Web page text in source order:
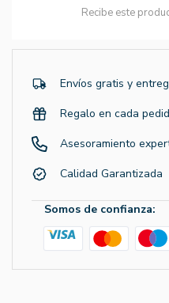
Recibe este
Envíos gratis y
Regalo en cada
Asesoramiento
Calidad Garantizada
Somos de confianza: